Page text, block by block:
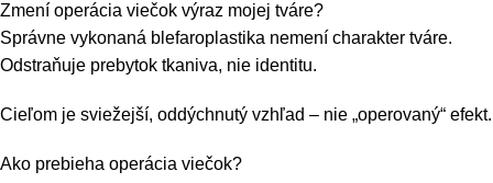
Zmení operácia viečok výraz mojej tváre?
Správne vykonaná blefaroplastika nemení charakter tváre.
Odstraňuje prebytok tkaniva, nie identitu.
Cieľom je sviežejší, oddýchnutý vzhľad – nie „operovaný“ efekt.
Ako prebieha operácia viečok?